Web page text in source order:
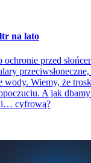
na lato
przed
Wiemy, że
A jak
i… cyfrową?